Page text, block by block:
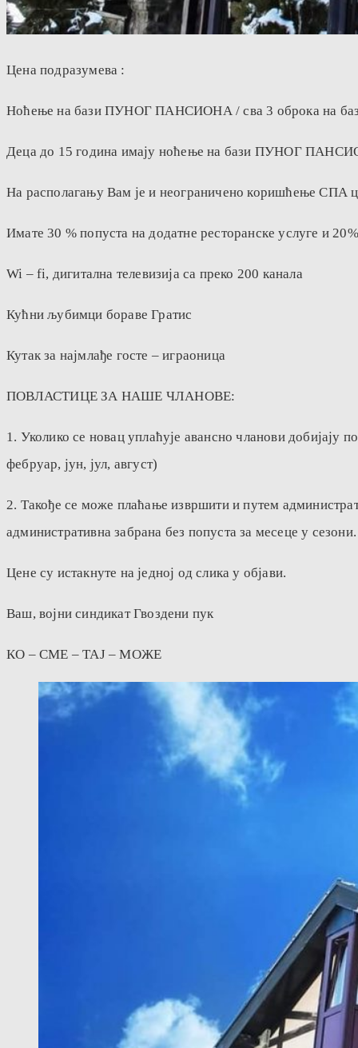
Цена подразумева :
Ноћење на бази ПУНОГ ПАНСИОНА / сва 3 оброка на
Деца до 15 година имају ноћење на бази ПУНОГ
На располагању Вам је и неограничено коришћење СПА
Имате 30 % попуста на додатне ресторанске услуге и
Wi – fi, дигитална телевизија са преко 200 канала
Кућни љубимци бораве Гратис
Кутак за најмлађе госте – играоница
ПОВЛАСТИЦЕ ЗА НАШЕ ЧЛАНОВЕ:
1. Уколико се новац уплаћује авансно чланови
фебруар, јун, јул, август)
2. Такође се може плаћање извршити и путем
административна забрана без попуста за месеце у сезони.
Цене су истакнуте на једној од слика у објави.
Ваш, војни синдикат Гвоздени пук
КО – СМЕ – ТАЈ – МОЖЕ